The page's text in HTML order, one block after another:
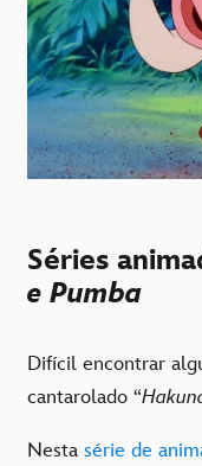
Séries
e Pumba
Difícil encontrar
cantarolado “
Nesta série de